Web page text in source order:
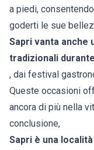
a piedi,
goderti le sue
Sapri vanta anche
tradizionali
, dai festival
Queste occasioni
ancora di più nella
conclusione,
Sapri è una